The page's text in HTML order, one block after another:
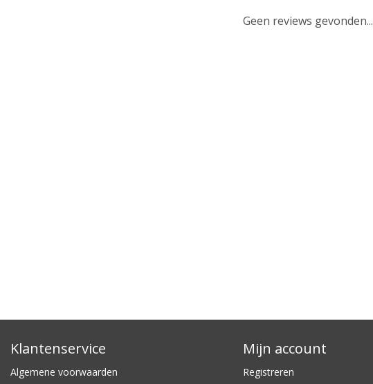
Geen reviews gevonden...
Klantenservice
Algemene voorwaarden
Mijn account
Registreren